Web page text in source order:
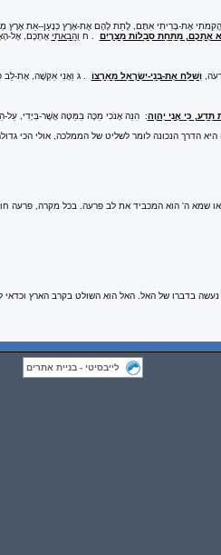
אֶת-בְּרִיתִי אִתָּם, לָתֵת לָהֶם אֶת-אֶרֶץ כְּנָעַן--אֵת אֶרֶץ
אֶתְכֶם, מִתַּחַת סִבְלוֹת מִצְרָיִם ח וְהֵבֵאתִי אֶתְכֶם, אֶל-
וְשִׁלַּח אֶת-בְּנֵי-יִשְׂרָאֵל מֵאַרְצוֹ ג וַאֲנִי אַקְשֶׁה, אֶת-לֵב
תֵּדַע, כִּי אֲנִי יְהוָה: הִנֵּה אָנֹכִי מַכֶּה בַּמַּטֶּה אֲשֶׁר-בְּיָדִי, עַל-
היא הדרך הנכונה לומר לשליט של הממלכה, אולי הכי
שמא ה' הוא המכביד את לב פרעה. בכל מקרה, פרעה
בדברו של האל. האל הוא השולט בקרב הארץ
לייבסיטי - בניית אתרים